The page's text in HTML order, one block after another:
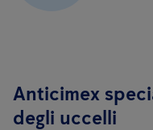
Anticimex
degli uccelli